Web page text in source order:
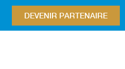
DEVENIR PARTENAIRE